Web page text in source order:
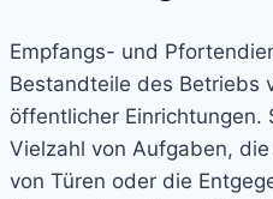
Empfangs- und
Bestandteile des Betriebs
öffentlicher Einrichtungen.
Vielzahl von Aufgaben,
von Türen oder die